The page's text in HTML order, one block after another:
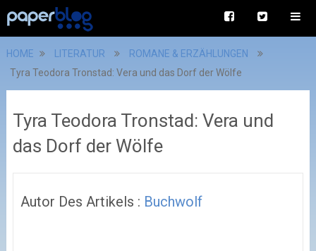
HOME LITERATUR
ROMANE & ERZÄHLUNGEN
Tyra Teodora Tronstad: Vera und das Dorf der Wölfe
Tyra Teodora Tronstad: Vera und
das Dorf der Wölfe
Autor Des Artikels : Buchwolf